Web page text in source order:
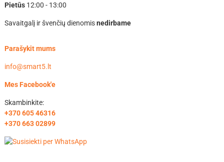
Pietūs12:00 - 13:00
Savaitgalį ir švenčių dienomisnedirbame
Parašykit mums
info@smart5.lt
Mes Facebook'e
Skambinkite:
+370 605 46316
+370 663 02899